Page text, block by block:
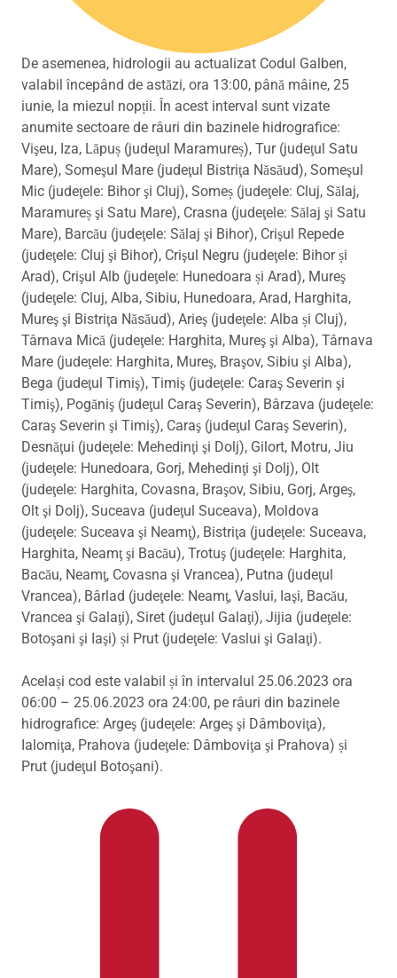
De asemenea, hidrologii au actualizat Codul Galben,
valabil începând de astăzi, ora 13:00, până mâine, 25
iunie, la miezul nopții. În acest interval sunt vizate
anumite sectoare de râuri din bazinele hidrografice:
Vişeu, Iza, Lăpuș (judeţul Maramureș), Tur (judeţul Satu
Mare), Someşul Mare (judeţul Bistriţa Năsăud), Someşul
Mic (judeţele: Bihor şi Cluj), Someș (judeţele: Cluj, Sălaj,
Maramureș şi Satu Mare), Crasna (judeţele: Sălaj şi Satu
Mare), Barcău (judeţele: Sălaj şi Bihor), Crişul Repede
(judeţele: Cluj şi Bihor), Crişul Negru (judeţele: Bihor și
Arad), Crişul Alb (judeţele: Hunedoara și Arad), Mureş
(judeţele: Cluj, Alba, Sibiu, Hunedoara, Arad, Harghita,
Mureş şi Bistriţa Năsăud), Arieş (judeţele: Alba și Cluj),
Târnava Mică (judeţele: Harghita, Mureş şi Alba), Târnava
Mare (judeţele: Harghita, Mureş, Braşov, Sibiu şi Alba),
Bega (judeţul Timiş), Timiş (judeţele: Caraş Severin şi
Timiş), Pogăniş (judeţul Caraş Severin), Bârzava (judeţele:
Caraş Severin şi Timiş), Caraş (judeţul Caraş Severin),
Desnăţui (judeţele: Mehedinţi şi Dolj), Gilort, Motru, Jiu
(judeţele: Hunedoara, Gorj, Mehedinţi şi Dolj), Olt
(judeţele: Harghita, Covasna, Braşov, Sibiu, Gorj, Argeş,
Olt şi Dolj), Suceava (judeţul Suceava), Moldova
(judeţele: Suceava şi Neamţ), Bistriţa (judeţele: Suceava,
Harghita, Neamţ şi Bacău), Trotuş (judeţele: Harghita,
Bacău, Neamţ, Covasna şi Vrancea), Putna (judeţul
Vrancea), Bârlad (judeţele: Neamţ, Vaslui, Iaşi, Bacău,
Vrancea şi Galaţi), Siret (judeţul Galaţi), Jijia (judeţele:
Botoşani şi Iaşi) și Prut (judeţele: Vaslui şi Galaţi).
Același cod este valabil și în intervalul 25.06.2023 ora
06:00 – 25.06.2023 ora 24:00, pe râuri din bazinele
hidrografice: Argeş (judeţele: Argeş şi Dâmboviţa),
Ialomiţa, Prahova (judeţele: Dâmboviţa şi Prahova) și
Prut (judeţul Botoşani).